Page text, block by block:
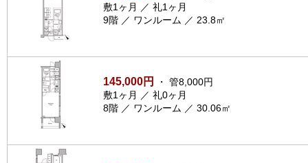
敷1ヶ月 ／ 礼1ヶ月
9階 ／ ワンルーム ／ 23.8㎡
145,000円
・ 管8,000円
敷1ヶ月 ／ 礼0ヶ月
8階 ／ ワンルーム ／ 30.06㎡